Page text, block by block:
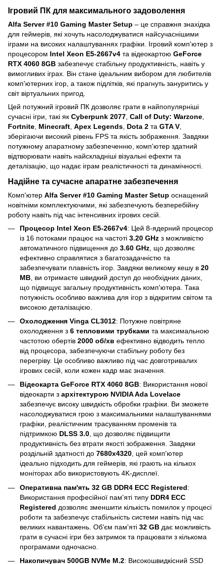
Ігровий ПК для максимального задоволення
Alfa Server #10 Gaming Master Setup – це справжня знахідка
для геймерів, які хочуть насолоджуватися найсучаснішими
іграми на високих налаштуваннях графіки. Ігровий комп'ютер з
процесором Intel Xeon E5-2667v4 та відеокартою GeForce
RTX 4060 8GB забезпечує стабільну продуктивність, навіть у
вимогливих іграх. Він стане ідеальним вибором для любителів
комп'ютерних ігор, а також підлітків, які прагнуть зануритись у
світ віртуальних пригод.
Цей потужний ігровий ПК дозволяє грати в найпопулярніші
сучасні ігри, такі як Cyberpunk 2077 Call of Duty: Warzone
Fortnite Minecraft Apex Legends Dota 2 та GTA V
зберігаючи високий рівень FPS та якість зображення. Завдяки
потужному апаратному забезпеченню, комп'ютер здатний
відтворювати навіть найскладніші візуальні ефекти та
деталізацію, що надає іграм реалістичності та динамічності.
Надійне та сучасне апаратне забезпечення
Комп'ютер Alfa Server #10 Gaming Master Setup оснащений
новітніми комплектуючими, які забезпечують безперебійну
роботу навіть під час інтенсивних ігрових сесій.
Процесор Intel Xeon E5-2667v4: Цей 8-ядерний процесор
із 16 потоками працює на частоті 3.20 GHz з можливістю
автоматичного підвищення до 3.60 GHz , що дозволяє
ефективно справлятися з багатозадачністю та
забезпечувати плавність ігор. Завдяки великому кешу в 20
MB , ви отримаєте швидкий доступ до необхідних даних,
що підвищує загальну продуктивність комп'ютера. Така
потужність особливо важлива для ігор з відкритим світом та
високою деталізацією.
Охолодження Vinga CL3012: Потужне повітряне
охолодження з 6 тепловими трубками та максимальною
частотою обертів 2000 об/хв ефективно відводить тепло
від процесора, забезпечуючи стабільну роботу без
перегріву. Це особливо важливо під час довготривалих
ігрових сесій, коли кожен кадр має значення.
Відеокарта GeForce RTX 4060 8GB: Використання нової
відеокарти з архітектурою NVIDIA Ada Lovelace
забезпечує високу швидкість обробки графіки. Ви зможете
насолоджуватися грою з максимальними налаштуваннями
графіки, реалістичним трасуванням променів та
підтримкою DLSS 3.0, що дозволяє підвищити
продуктивність без втрати якості зображення. Завдяки
роздільній здатності до 7680x4320, цей комп'ютер
ідеально підходить для геймерів, які грають на кількох
моніторах або використовують 4K-дисплеї.
Оперативна пам'ять 32 GB DDR4 ECC Registered:
Використання професійної пам'яті типу DDR4 ECC
Registered дозволяє зменшити кількість помилок у процесі
роботи та забезпечує стабільність системи навіть під час
великих навантажень. Об'єм пам'яті 32 GB дає можливість
грати в сучасні ігри без затримок та працювати з кількома
програмами одночасно.
Накопичувач 500GB NVMe M.2: Високошвидкісний SSD